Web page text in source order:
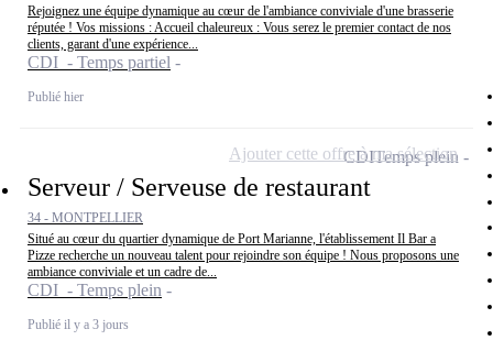
Rejoignez une équipe dynamique au cœur de l'ambiance conviviale d'une brasserie
réputée ! Vos missions : Accueil chaleureux : Vous serez le premier contact de nos
clients, garant d'une expérience...
CDI - Temps partiel
Publié hier
Serveur / Serveuse de restaurant
34 - MONTPELLIER
Situé au cœur du quartier dynamique de Port Marianne, l'établissement Il Bar a
Pizze recherche un nouveau talent pour rejoindre son équipe ! Nous proposons une
ambiance conviviale et un cadre de...
CDI - Temps plein
Publié il y a 3 jours
CDITemps plein
Ajouter cette offre à ma sélection